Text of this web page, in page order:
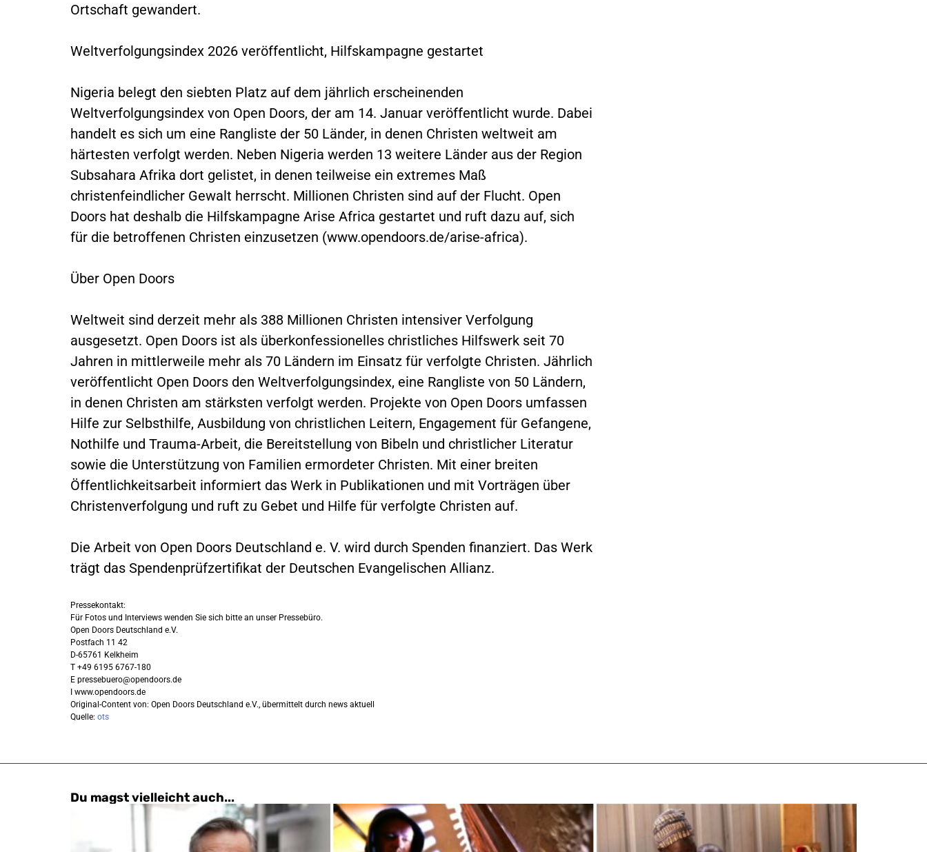
Ortschaft gewandert.
Weltverfolgungsindex 2026 veröffentlicht, Hilfskampagne gestartet
Nigeria belegt den siebten Platz auf dem jährlich erscheinenden
Weltverfolgungsindex von Open Doors, der am 14. Januar veröffentlicht wurde. Dabei
handelt es sich um eine Rangliste der 50 Länder, in denen Christen weltweit am
härtesten verfolgt werden. Neben Nigeria werden 13 weitere Länder aus der Region
Subsahara Afrika dort gelistet, in denen teilweise ein extremes Maß
christenfeindlicher Gewalt herrscht. Millionen Christen sind auf der Flucht. Open
Doors hat deshalb die Hilfskampagne Arise Africa gestartet und ruft dazu auf, sich
für die betroffenen Christen einzusetzen (www.opendoors.de/arise-africa).
Über Open Doors
Weltweit sind derzeit mehr als 388 Millionen Christen intensiver Verfolgung
ausgesetzt. Open Doors ist als überkonfessionelles christliches Hilfswerk seit 70
Jahren in mittlerweile mehr als 70 Ländern im Einsatz für verfolgte Christen. Jährlich
veröffentlicht Open Doors den Weltverfolgungsindex, eine Rangliste von 50 Ländern,
in denen Christen am stärksten verfolgt werden. Projekte von Open Doors umfassen
Hilfe zur Selbsthilfe, Ausbildung von christlichen Leitern, Engagement für Gefangene,
Nothilfe und Trauma-Arbeit, die Bereitstellung von Bibeln und christlicher Literatur
sowie die Unterstützung von Familien ermordeter Christen. Mit einer breiten
Öffentlichkeitsarbeit informiert das Werk in Publikationen und mit Vorträgen über
Christenverfolgung und ruft zu Gebet und Hilfe für verfolgte Christen auf.
Die Arbeit von Open Doors Deutschland e. V. wird durch Spenden finanziert. Das Werk
trägt das Spendenprüfzertifikat der Deutschen Evangelischen Allianz.
Pressekontakt:
Für Fotos und Interviews wenden Sie sich bitte an unser Pressebüro.
Open Doors Deutschland e.V.
Postfach 11 42
D-65761 Kelkheim
T +49 6195 6767-180
E pressebuero@opendoors.de
I www.opendoors.de
Original-Content von: Open Doors Deutschland e.V., übermittelt durch news aktuell
Quelle: ots
Du magst vielleicht auch...